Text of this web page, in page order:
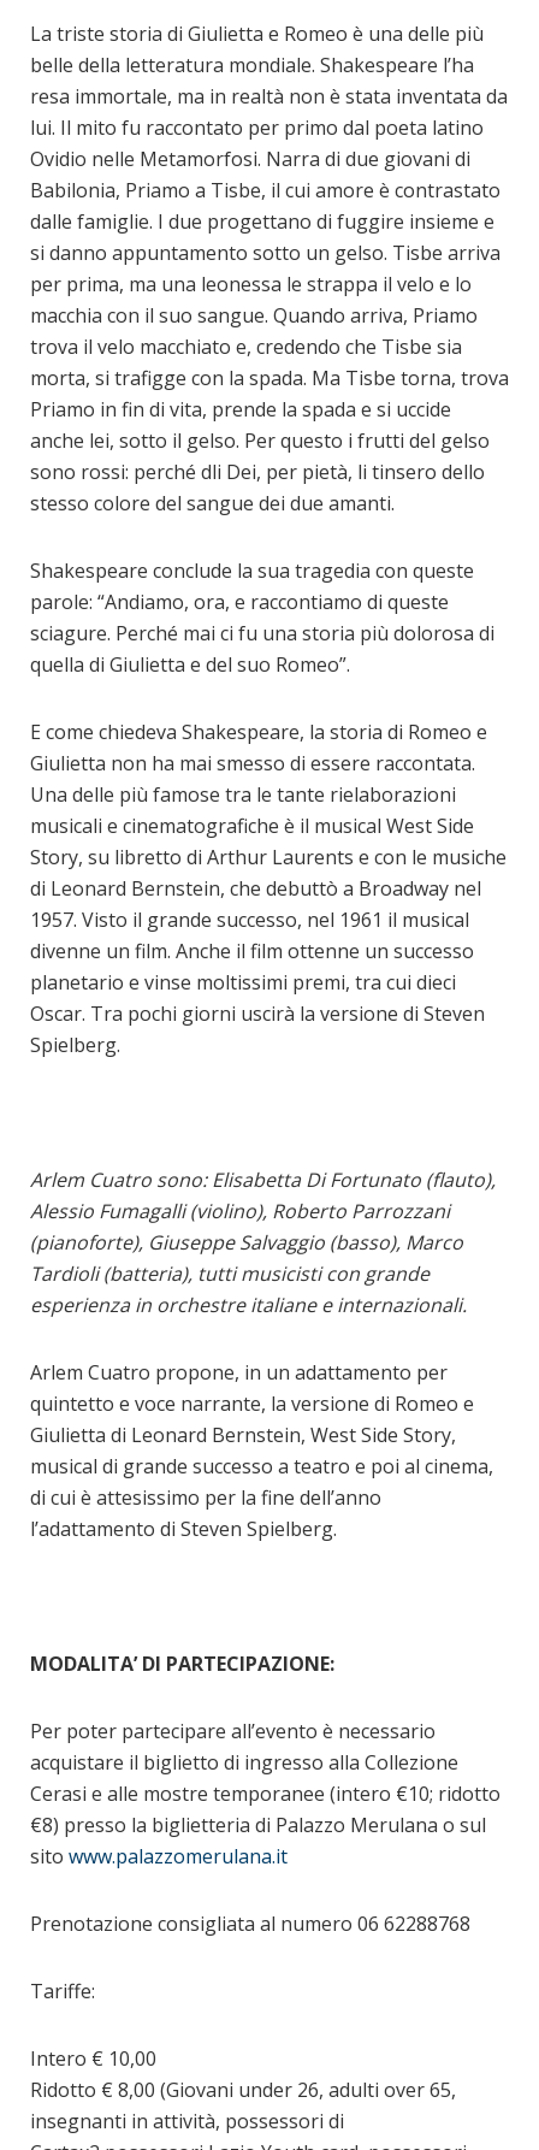
La triste storia di Giulietta e Romeo è una delle più
belle della letteratura mondiale. Shakespeare l’ha
resa immortale, ma in realtà non è stata inventata da
lui. Il mito fu raccontato per primo dal poeta latino
Ovidio nelle Metamorfosi. Narra di due giovani di
Babilonia, Priamo a Tisbe, il cui amore è contrastato
dalle famiglie. I due progettano di fuggire insieme e
si danno appuntamento sotto un gelso. Tisbe arriva
per prima, ma una leonessa le strappa il velo e lo
macchia con il suo sangue. Quando arriva, Priamo
trova il velo macchiato e, credendo che Tisbe sia
morta, si trafigge con la spada. Ma Tisbe torna, trova
Priamo in fin di vita, prende la spada e si uccide
anche lei, sotto il gelso. Per questo i frutti del gelso
sono rossi: perché dli Dei, per pietà, li tinsero dello
stesso colore del sangue dei due amanti.
Shakespeare conclude la sua tragedia con queste
parole: “Andiamo, ora, e raccontiamo di queste
sciagure. Perché mai ci fu una storia più dolorosa di
quella di Giulietta e del suo Romeo”.
E come chiedeva Shakespeare, la storia di Romeo e
Giulietta non ha mai smesso di essere raccontata.
Una delle più famose tra le tante rielaborazioni
musicali e cinematografiche è il musical West Side
Story, su libretto di Arthur Laurents e con le musiche
di Leonard Bernstein, che debuttò a Broadway nel
1957. Visto il grande successo, nel 1961 il musical
divenne un film. Anche il film ottenne un successo
planetario e vinse moltissimi premi, tra cui dieci
Oscar. Tra pochi giorni uscirà la versione di Steven
Spielberg.
Arlem Cuatro sono: Elisabetta Di Fortunato (flauto),
Alessio Fumagalli (violino), Roberto Parrozzani
(pianoforte), Giuseppe Salvaggio (basso), Marco
Tardioli (batteria), tutti musicisti con grande
esperienza in orchestre italiane e internazionali.
Arlem Cuatro propone, in un adattamento per
quintetto e voce narrante, la versione di Romeo e
Giulietta di Leonard Bernstein, West Side Story,
musical di grande successo a teatro e poi al cinema,
di cui è attesissimo per la fine dell’anno
l’adattamento di Steven Spielberg.
MODALITA’ DI PARTECIPAZIONE:
Per poter partecipare all’evento è necessario
acquistare il biglietto di ingresso alla Collezione
Cerasi e alle mostre temporanee (intero €10; ridotto
€8) presso la biglietteria di Palazzo Merulana o sul
sito www.palazzomerulana.it
Prenotazione consigliata al numero 06 62288768
Tariffe:
Intero € 10,00
Ridotto € 8,00 (Giovani under 26, adulti over 65,
insegnanti in attività, possessori di